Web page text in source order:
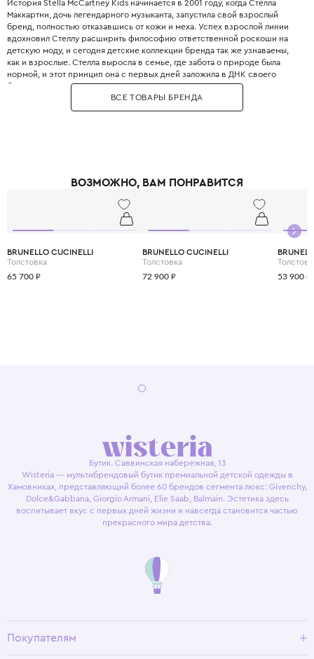
История Stella McCartney Kids начинается в 2001 году, когда Стелла
Маккартни, дочь легендарного музыканта, запустила свой взрослый
бренд, полностью отказавшись от кожи и меха. Успех взрослой линии
вдохновил Стеллу расширить философию ответственной роскоши на
детскую моду, и сегодня детские коллекции бренда так же узнаваемы,
как и взрослые. Стелла выросла в семье, где забота о природе была
нормой, и этот принцип она с первых дней заложила в ДНК своего
бренда. Бренд использует только инновационные экологичные
материалы: органический хлопок, переработанный полиэстер, вискозу
из вторичного сырья и запатентованные веганские материалы. Яркие
принципам slow fashion: каждая вещь остаётся актуальной не один
ВСЕ ТОВАРЫ БРЕНДА
ВОЗМОЖНО, ВАМ ПОНРАВИТСЯ
BRUNELLO CUCINELLI
Толстовка
65 700 ₽
BRUNELLO CUCINELLI
Толстовка
72 900 ₽ 53 900 ₽
Бутик. Саввинская набережная, 13
Wisteria — мультибрендовый бутик премиальной детской одежды в
Хамовниках, представляющий более 60 брендов сегмента люкс: Givenchy,
Dolce&Gabbana, Giorgio Armani, Elie Saab, Balmain. Эстетика здесь
воспитывает вкус с первых дней жизни и навсегда становится частью
прекрасного мира детства.
Покупателям